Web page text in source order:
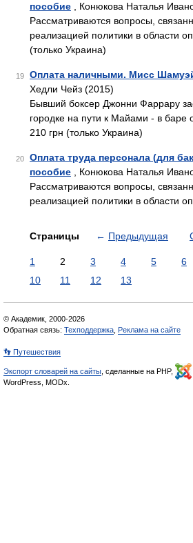
пособие , Конюкова Наталья
Рассматриваются вопросы,
реализацией политики в области
(только Украина)
19 Оплата наличными. Мисс
Хедли Чейз (2015)
Бывший боксер Джонни Фаррару
городке на пути к Майами - в баре
210 грн (только Украина)
20
Оплата труда персонала (для
пособие , Конюкова Наталья
Рассматриваются вопросы,
реализацией политики в области
Страницы ← Предыдущая
1 2 3 4 5 6
10
11 12 13
© Академик, 2000-2026
Обратная связь: Техподдержка Реклама на сайте
👣 Путешествия
Экспорт словарей на сайты , сделанные на PHP,
WordPress, MODx.